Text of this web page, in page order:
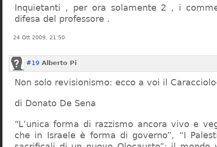
Inquietanti , per ora solamente 2 , i
difesa del professore .
24 Ott 2009, 21:50
#19 Alberto Pi
Non solo revisionismo: ecco a voi il
di Donato De Sena
“L’unica forma di razzismo ancora vivo e
che in Israele è forma di governo”, “I